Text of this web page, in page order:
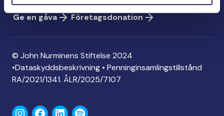
Ge en gåva
Företagsdonation
© John Nurminens Stiftelse 2024
•Dataskyddsbeskrivning • Penninginsamlingstillstånd
RA/2021/1341. ÅLR/2025/7107